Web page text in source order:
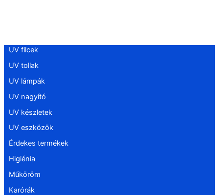
UV filcek
UV tollak
UV lámpák
UV nagyító
UV készletek
UV eszközök
Érdekes termékek
Higiénia
Műköröm
Karórák